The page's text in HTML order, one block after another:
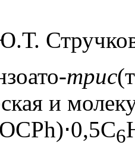
трис
и
6